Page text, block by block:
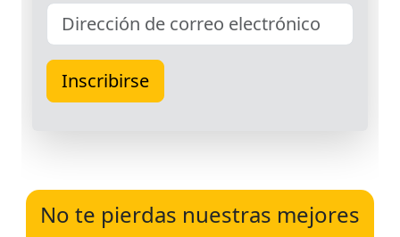
No te pierdas nuestras mejores